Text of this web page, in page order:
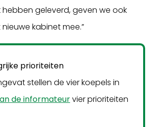
geleverd, geven we ook
kabinet mee.”
prioriteiten
stellen de vier koepels in
de informateurvier prioriteiten